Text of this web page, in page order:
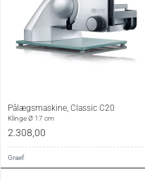
Pålægsmaskine, Classic C20
Klinge Ø 17 cm
2.308,00
Graef